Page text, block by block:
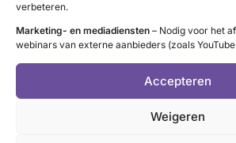
verbeteren.
Marketing- en mediadiensten – Nodig voor het
webinars van externe aanbieders (zoals
Accepteren
Weigeren